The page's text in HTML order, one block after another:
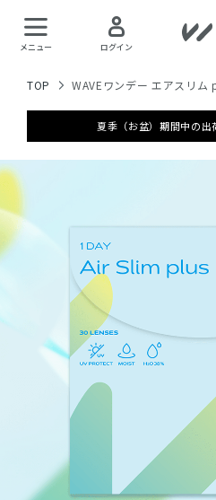
メニュー ログイン
TOP WAVEワンデー エアスリム
夏季（お盆）期間中の出